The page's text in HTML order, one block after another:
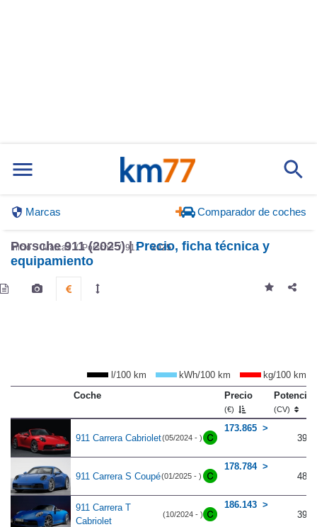
Marcas Comparador de coches
Inicio Marcas Porsche 911 2025
Porsche 911 (2025) |Precio, ficha técnica y
equipamiento
l/100 km kWh/100 km
kg/100 km
Coche
Precio
(€)
Potencia
(CV)
911 Carrera Cabriolet(05/2024 - )
173.865
394
911 Carrera S Coupé(01/2025 - )
178.784
480
911 Carrera T
Cabriolet
(10/2024 - )
186.143
394